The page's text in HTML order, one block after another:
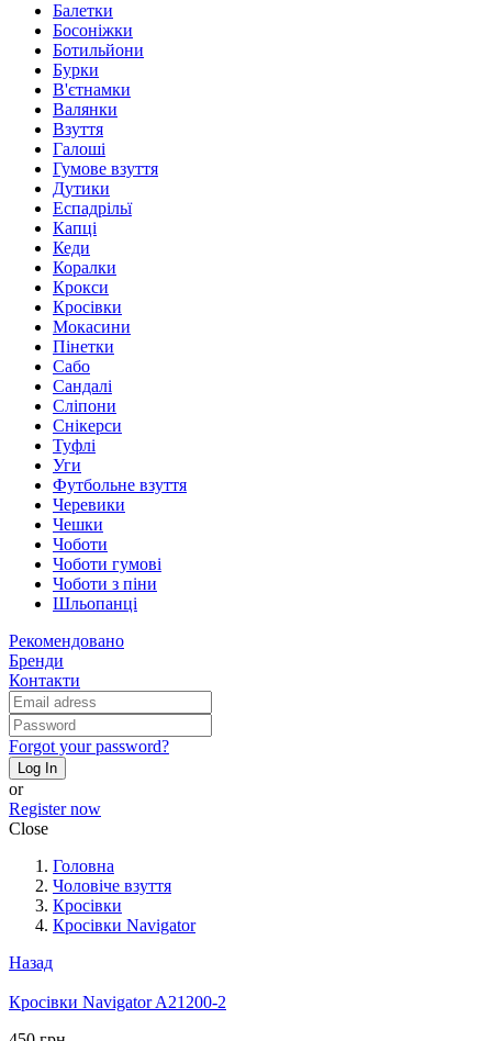
Балетки
Босоніжки
Ботильйони
Бурки
В'єтнамки
Валянки
Взуття
Галоші
Гумове взуття
Дутики
Еспадрільї
Капці
Кеди
Коралки
Крокси
Кросівки
Мокасини
Пінетки
Сабо
Сандалі
Сліпони
Снікерси
Туфлі
Уги
Футбольне взуття
Черевики
Чешки
Чоботи
Чоботи гумові
Чоботи з піни
Шльопанці
Рекомендовано
Бренди
Контакти
Forgot your password?
Log In
or
Register now
Close
Головна
Чоловіче взуття
Кросівки
Кросівки Navigator
Назад
Кросівки Navigator A21200-2